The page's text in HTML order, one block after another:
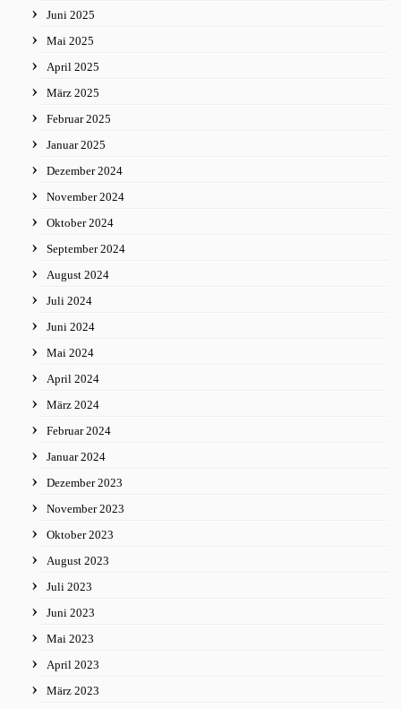
Juni 2025
Mai 2025
April 2025
März 2025
Februar 2025
Januar 2025
Dezember 2024
November 2024
Oktober 2024
September 2024
August 2024
Juli 2024
Juni 2024
Mai 2024
April 2024
März 2024
Februar 2024
Januar 2024
Dezember 2023
November 2023
Oktober 2023
August 2023
Juli 2023
Juni 2023
Mai 2023
April 2023
März 2023